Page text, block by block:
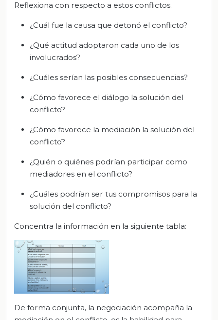
Reflexiona con respecto a estos conflictos.
¿Cuál fue la causa que detonó el conflicto?
¿Qué actitud adoptaron cada uno de los
involucrados?
¿Cuáles serían las posibles consecuencias?
¿Cómo favorece el diálogo la solución del
conflicto?
¿Cómo favorece la mediación la solución del
conflicto?
¿Quién o quiénes podrían participar como
mediadores en el conflicto?
¿Cuáles podrían ser tus compromisos para la
solución del conflicto?
Concentra la información en la siguiente tabla:
De forma conjunta, la negociación acompaña la